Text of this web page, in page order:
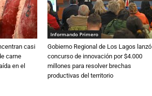
casi
carne
en el
Informando Primero
Gobierno Regional de Los Lagos lanzó
concurso de innovación por $4.000
millones para resolver brechas
productivas del territorio